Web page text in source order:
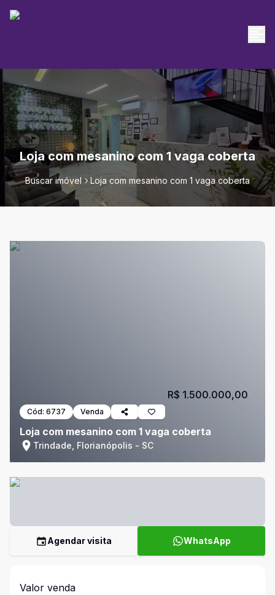
Loja com mesanino com 1 vaga coberta
Buscar imóvel Loja com mesanino com 1 vaga coberta
Cód: 6737 Venda
Loja com mesanino com 1 vaga coberta
Trindade, Florianópolis - SC
R$ 1.500.000,00
Agendar visita WhatsApp
Valor venda